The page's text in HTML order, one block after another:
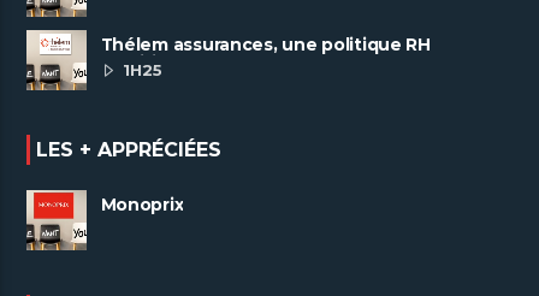
Thélem assurances, une politique RH
ambitieuse
1H25
LES + APPRÉCIÉES
Monoprix